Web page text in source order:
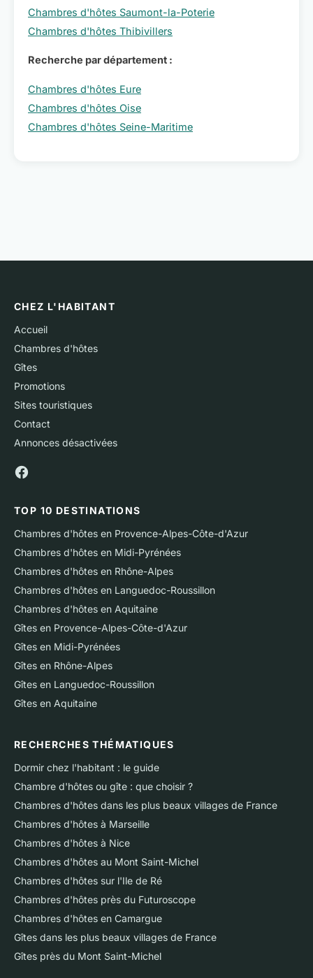
Chambres d'hôtes Saumont-la-Poterie
Chambres d'hôtes Thibivillers
Recherche par département :
Chambres d'hôtes Eure
Chambres d'hôtes Oise
Chambres d'hôtes Seine-Maritime
CHEZ L'HABITANT
Accueil
Chambres d'hôtes
Gîtes
Promotions
Sites touristiques
Contact
Annonces désactivées
TOP 10 DESTINATIONS
Chambres d'hôtes en Provence-Alpes-Côte-d'Azur
Chambres d'hôtes en Midi-Pyrénées
Chambres d'hôtes en Rhône-Alpes
Chambres d'hôtes en Languedoc-Roussillon
Chambres d'hôtes en Aquitaine
Gîtes en Provence-Alpes-Côte-d'Azur
Gîtes en Midi-Pyrénées
Gîtes en Rhône-Alpes
Gîtes en Languedoc-Roussillon
Gîtes en Aquitaine
RECHERCHES THÉMATIQUES
Dormir chez l'habitant : le guide
Chambre d'hôtes ou gîte : que choisir ?
Chambres d'hôtes dans les plus beaux villages de France
Chambres d'hôtes à Marseille
Chambres d'hôtes à Nice
Chambres d'hôtes au Mont Saint-Michel
Chambres d'hôtes sur l'Ile de Ré
Chambres d'hôtes près du Futuroscope
Chambres d'hôtes en Camargue
Gîtes dans les plus beaux villages de France
Gîtes près du Mont Saint-Michel